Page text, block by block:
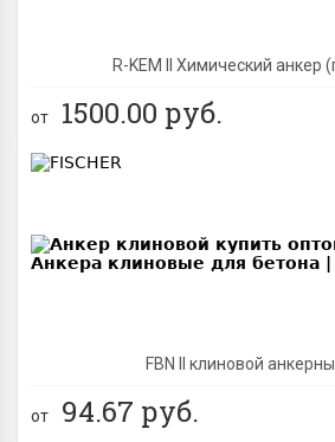
R-KEM II Химический анкер
от 1500.00 руб.
FBN II клиновой
от 94.67 руб.